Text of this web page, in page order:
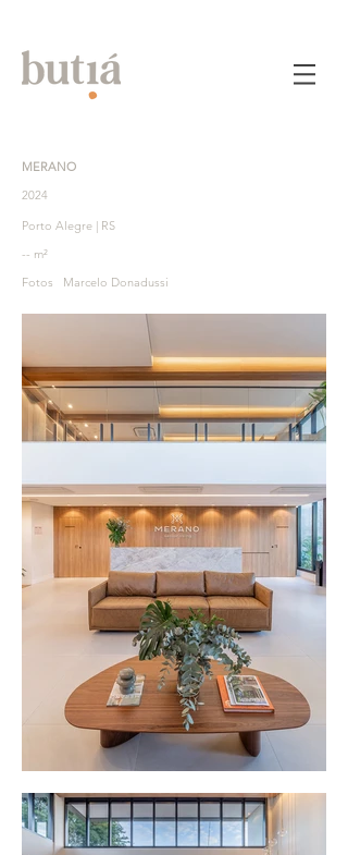
MERANO
2024
Porto Alegre | RS
-- m²
Fotos Marcelo Donadussi